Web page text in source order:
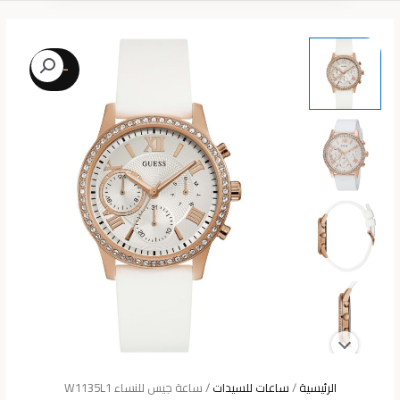
-23%
الرئيسية/ساعات للسيدات/ ساعة جيس للنساء W1135L1